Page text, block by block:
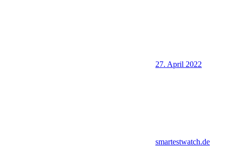
27. April 2022
smartestwatch.de